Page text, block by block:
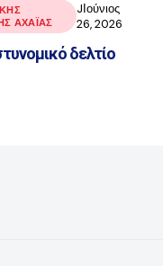
ΑΧΑΪ́ΑΣ
JΙούνιος
26, 2026
δελτίο